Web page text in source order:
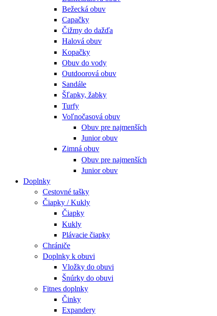
Bežecká obuv
Capačky
Čižmy do dažďa
Halová obuv
Kopačky
Obuv do vody
Outdoorová obuv
Sandále
Šľapky, žabky
Turfy
Voľnočasová obuv
Obuv pre najmenších
Junior obuv
Zimná obuv
Obuv pre najmenších
Junior obuv
Doplnky
Cestovné tašky
Čiapky / Kukly
Čiapky
Kukly
Plávacie čiapky
Chrániče
Doplnky k obuvi
Vložky do obuvi
Šnúrky do obuvi
Fitnes doplnky
Činky
Expandery